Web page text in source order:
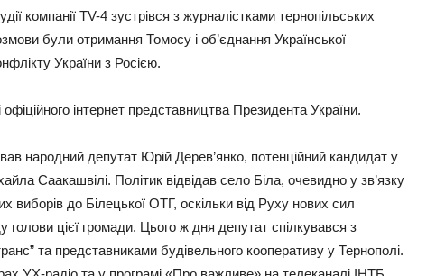
компанії TV-4 зустрівся з журналістками тернопільських
були отримання Томосу і об’єднання Української
України з Росією.
інтернет представництва Президента України.
народний депутат Юрій Дерев’янко, потенційний кандидат у
Саакашвілі. Політик відвідав село Біла, очевидно у зв’язку
виборів до Білецької ОТГ, оскільки від Руху нових сил
цієї громади. Цього ж дня депутат спілкувався з
та представниками будівельного кооперативу у Тернополі.